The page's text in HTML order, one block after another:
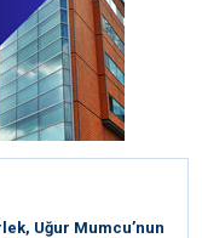
Uğur Mumcu’nun